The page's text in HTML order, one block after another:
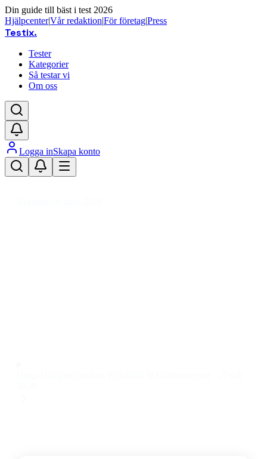
Din guide till bäst i test 2026
Hjälpcenter|Vår redaktion|För företag|Press
Testix.
Tester
Kategorier
Så testar vi
Om oss
Logga inSkapa konto